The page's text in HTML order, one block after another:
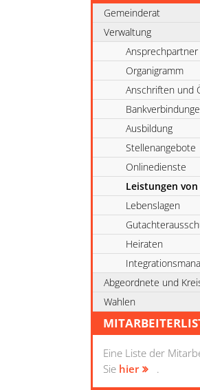
Gemeinderat
Verwaltung
Ansprechpartner
Organigramm
Anschriften und
Ausbildung
Stellenangebote
Onlinedienste
Leistungen von
Lebenslagen
Heiraten
Abgeordnete und
Wahlen
Eine Liste der
Sie hier .